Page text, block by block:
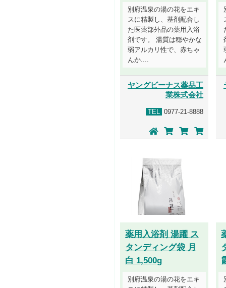
別府温泉の湯の花をエキ
スに精製し、基剤配合し
た医薬部外品の薬用入浴
剤です。 湯質は穏やかな
弱アルカリ性で、赤ちゃ
んか....
ヤングビーナス薬品工
業株式会社
TEL 0977-21-8888
薬用入浴剤 湯躍 ス
タンディング袋 月
白 1,500g
別府温泉の湯の花をエキ